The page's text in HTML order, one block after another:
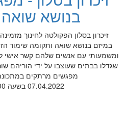
בנושא
זיכרון בסלון הפקולטה לחינוך
במיזם בנושא שואה ותקומה שימור
ומשמעותי עם אנשים שלהם קשר אישי
מפגשים מרתקים
07.04.2022 בשעה 20:30-19:00